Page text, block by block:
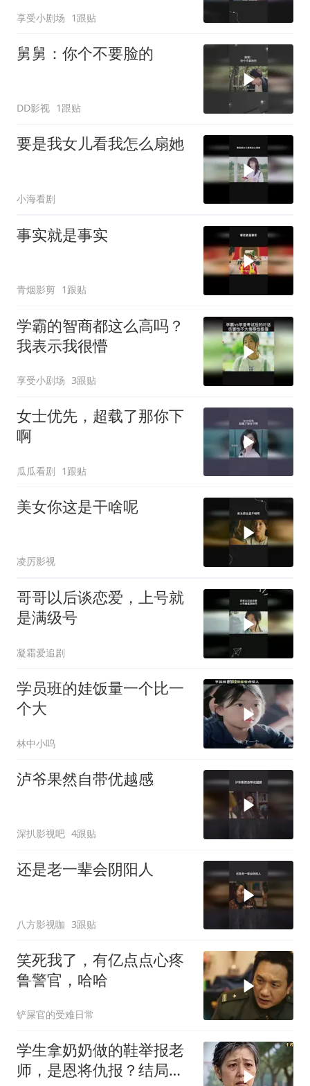
享受小剧场 1跟贴
舅舅：你个不要脸的
DD影视 1跟贴
要是我女儿看我怎么扇她
小海看剧
事实就是事实
青烟影剪 1跟贴
学霸的智商都这么高吗？
我表示我很懵
享受小剧场 3跟贴
女士优先，超载了那你下
啊
瓜瓜看剧 1跟贴
美女你这是干啥呢
凌厉影视
哥哥以后谈恋爱，上号就
是满级号
凝霜爱追剧
学员班的娃饭量一个比一
个大
林中小呜
泸爷果然自带优越感
深扒影视吧 4跟贴
还是老一辈会阴阳人
八方影视咖 3跟贴
笑死我了，有亿点点心疼
鲁警官，哈哈
铲屎官的受难日常
学生拿奶奶做的鞋举报老
师，是恩将仇报？结局太